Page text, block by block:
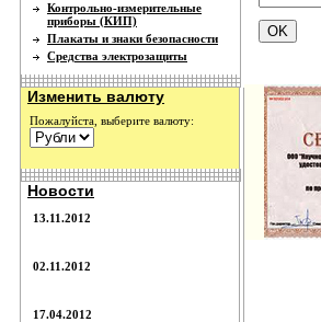
Контрольно-измерительные
приборы (КИП)
Плакаты и знаки безопасности
Средства электрозащиты
Изменить валюту
Пожалуйста, выберите валюту:
Новости
13.11.2012
02.11.2012
17.04.2012